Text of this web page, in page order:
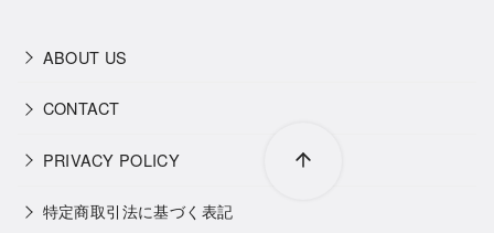
ABOUT US
CONTACT
PRIVACY POLICY
特定商取引法に基づく表記